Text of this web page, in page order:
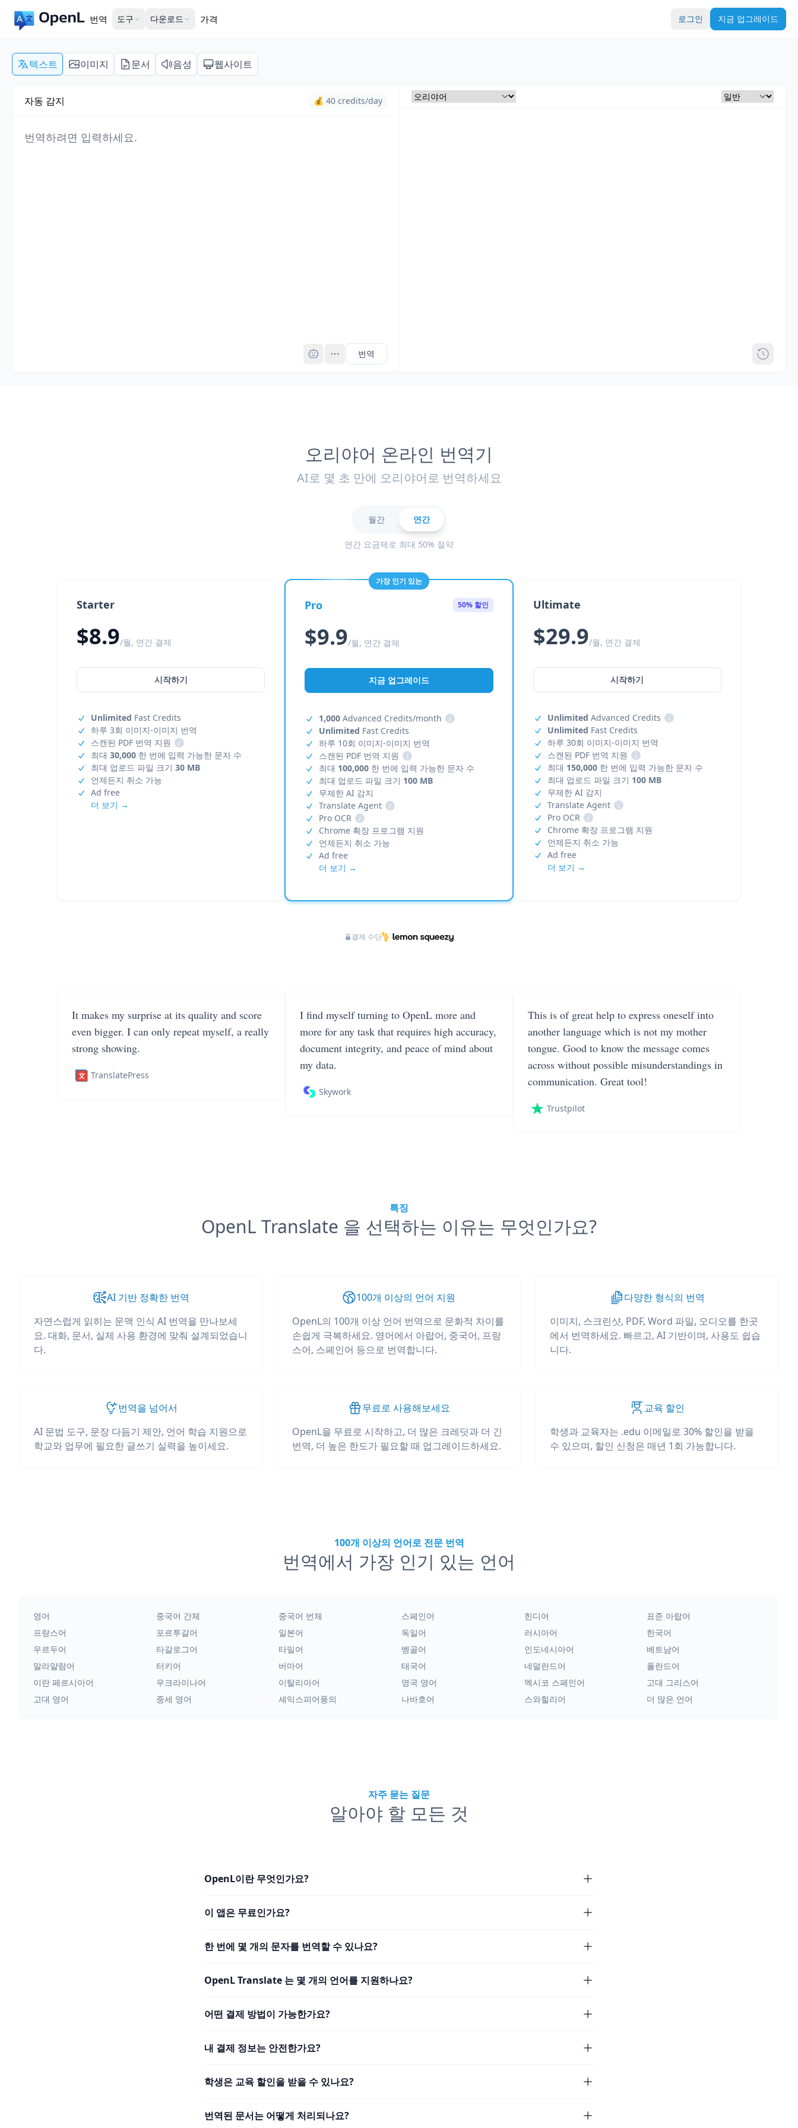
번역 도구 다운로드 가격 로그인 지금 업그레이드
텍스트 이미지 문서 음성 웹사이트
자동 감지 💰 40 credits/day
번역
오리야어 온라인 번역기
AI로 몇 초 만에 오리야어로 번역하세요
월간 연간
연간 요금제로 최대 50% 절약
Starter
$8.9/월, 연간 결제
시작하기
Unlimited Fast Credits
하루 3회 이미지-이미지 번역
스캔된 PDF 번역 지원
i
최대 30,000 한 번에 입력 가능한 문자 수
최대 업로드 파일 크기 30 MB
언제든지 취소 가능
Ad free
더 보기 →
가장 인기 있는
Pro 50% 할인
$9.9/월, 연간 결제
지금 업그레이드
1,000 Advanced Credits/month
i
Unlimited Fast Credits
하루 10회 이미지-이미지 번역
스캔된 PDF 번역 지원
i
최대 100,000 한 번에 입력 가능한 문자 수
최대 업로드 파일 크기 100 MB
무제한 AI 감지
Translate Agent
i
Pro OCR
i
Chrome 확장 프로그램 지원
언제든지 취소 가능
Ad free
더 보기 →
Ultimate
$29.9/월, 연간 결제
시작하기
Unlimited Advanced Credits
i
Unlimited Fast Credits
하루 30회 이미지-이미지 번역
스캔된 PDF 번역 지원
i
최대 150,000한 번에 입력 가능한 문자 수
최대 업로드 파일 크기 100 MB
무제한 AI 감지
Translate Agent
i
Pro OCR
i
Chrome 확장 프로그램 지원
언제든지 취소 가능
Ad free
더 보기 →
결제 수단
It makes my surprise at its quality and score
even bigger. I can only repeat myself, a really
strong showing.
TranslatePress
I find myself turning to OpenL more and
more for any task that requires high accuracy,
document integrity, and peace of mind about
my data.
Skywork
This is of great help to express oneself into
another language which is not my mother
tongue. Good to know the message comes
across without possible misunderstandings in
communication. Great tool!
Trustpilot
특징
OpenL Translate 을 선택하는 이유는 무엇인가요?
AI 기반 정확한 번역
자연스럽게 읽히는 문맥 인식 AI 번역을 만나보세
요. 대화, 문서, 실제 사용 환경에 맞춰 설계되었습니
다.
100개 이상의 언어 지원
OpenL의 100개 이상 언어 번역으로 문화적 차이를
손쉽게 극복하세요. 영어에서 아랍어, 중국어, 프랑
스어, 스페인어 등으로 번역합니다.
다양한 형식의 번역
이미지, 스크린샷, PDF, Word 파일, 오디오를 한곳
에서 번역하세요. 빠르고, AI 기반이며, 사용도 쉽습
니다.
번역을 넘어서
AI 문법 도구, 문장 다듬기 제안, 언어 학습 지원으로
학교와 업무에 필요한 글쓰기 실력을 높이세요.
무료로 사용해보세요
OpenL을 무료로 시작하고, 더 많은 크레딧과 더 긴
번역, 더 높은 한도가 필요할 때 업그레이드하세요.
교육 할인
학생과 교육자는 .edu 이메일로 30% 할인을 받을
수 있으며, 할인 신청은 매년 1회 가능합니다.
100개 이상의 언어로 전문 번역
번역에서 가장 인기 있는 언어
영어 중국어 간체 중국어 번체 스페인어 힌디어
표준 아랍어
프랑스어
포르투갈어 일본어 독일어 러시아어
한국어
우르두어
타갈로그어 타밀어 벵골어 인도네시아어
베트남어
말라얄람어
터키어 버마어 태국어 네덜란드어
폴란드어
이란 페르시아어
우크라이나어 이탈리아어 영국 영어 멕시코 스페인어
고대 그리스어
고대 영어
중세 영어 셰익스피어풍의 나바호어 스와힐리어 더 많은 언어
자주 묻는 질문
알아야 할 모든 것
OpenL이란 무엇인가요?
이 앱은 무료인가요?
한 번에 몇 개의 문자를 번역할 수 있나요?
OpenL Translate 는 몇 개의 언어를 지원하나요?
어떤 결제 방법이 가능한가요?
내 결제 정보는 안전한가요?
학생은 교육 할인을 받을 수 있나요?
번역된 문서는 어떻게 처리되나요?